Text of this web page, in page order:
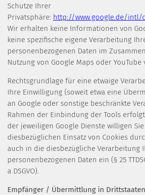
Schutze Ihrer
Privatsphäre: http://www.google.de/
Wir erhalten keine Informationen von
keine spezifische eigene Verarbeitung
personenbezogenen Daten im
Nutzung von Google Maps oder YouTube
Rechtsgrundlage für eine etwaige
Ihre Einwilligung (soweit etwa eine
an Google oder sonstige beschränkte
Rahmen der Einbindung der Tools
der jeweiligen Google Dienste willigen
diesbezüglichen Einsatz von Cookies
auch in die diesbezügliche Verarbeitung
personenbezogenen Daten ein (§ 25
a DSGVO).
Empfänger / Übermittlung in